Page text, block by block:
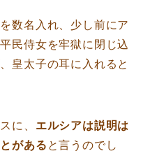
数名入れ、少し前にア
民侍女を牢獄に閉じ込
皇太子の耳に入れると
に、 エルシアは説明は
がある と言うのでし